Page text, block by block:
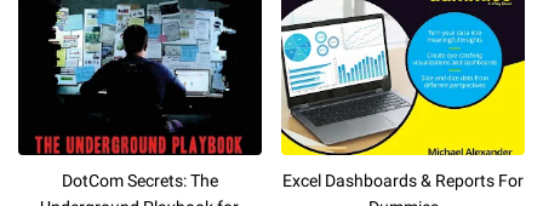
DotCom Secrets: The
Excel Dashboards & Reports For